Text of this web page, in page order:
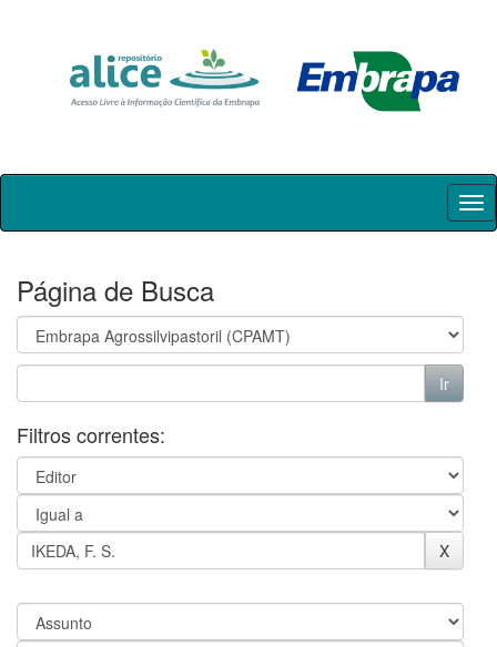
Skip
Página de Busca
Filtros correntes: